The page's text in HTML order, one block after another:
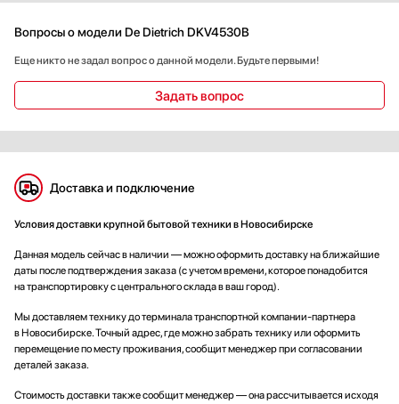
Вопросы о модели De Dietrich DKV4530B
Еще никто не задал вопрос о данной модели. Будьте первыми!
Задать вопрос
Доставка и подключение
Условия доставки крупной бытовой техники в Новосибирске
Данная модель сейчас в наличии — можно оформить доставку на ближайшие
даты после подтверждения заказа (с учетом времени, которое понадобится
на транспортировку с центрального склада в ваш город).
Мы доставляем технику до терминала транспортной компании-партнера
в Новосибирске. Точный адрес, где можно забрать технику или оформить
перемещение по месту проживания, сообщит менеджер при согласовании
деталей заказа.
Стоимость доставки также сообщит менеджер — она рассчитывается исходя